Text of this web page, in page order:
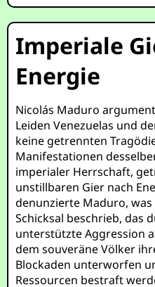
Imperiale
Energie
Nicolás Maduro
Leiden Venezuelas und
keine getrennten
Manifestationen
imperialer Herrschaft,
unstillbaren Gier nach
denunzierte Maduro,
Schicksal beschrieb, das
unterstützte Aggression
dem souveräne Völker
Blockaden unterworfen
Ressourcen bestraft